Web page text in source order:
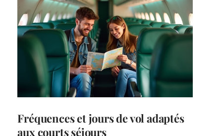
Fréquences et jours de vol adaptés
aux courts séjours